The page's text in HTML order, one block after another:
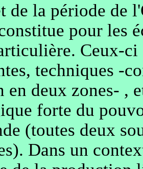
de la période de
pour les
Ceux-ci
techniques -
en deux zones- ,
forte du
(toutes deux
Dans un